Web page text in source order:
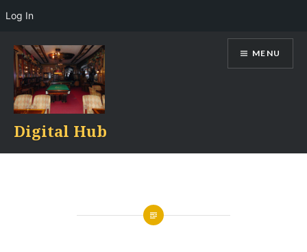
content
Digital Hub
MENU
Log In